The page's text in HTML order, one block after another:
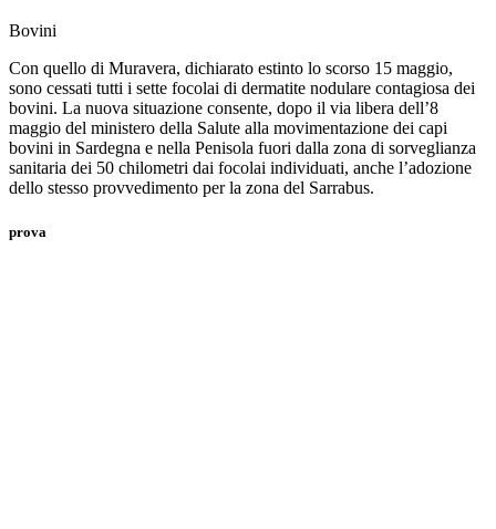
Bovini
Con quello di Muravera, dichiarato estinto lo scorso 15 maggio,
sono cessati tutti i sette focolai di dermatite nodulare contagiosa dei
bovini. La nuova situazione consente, dopo il via libera dell’8
maggio del ministero della Salute alla movimentazione dei capi
bovini in Sardegna e nella Penisola fuori dalla zona di sorveglianza
sanitaria dei 50 chilometri dai focolai individuati, anche l’adozione
dello stesso provvedimento per la zona del Sarrabus.
prova